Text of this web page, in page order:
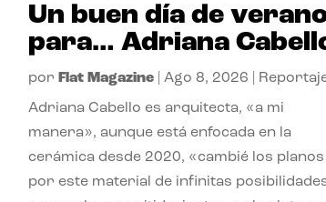
Un buen día de
para… Adriana
por Flat Magazine| Ago 8, 2026
Adriana Cabello es arquitecta, «a mi
manera», aunque está enfocada en la
cerámica desde 2020, «cambié los planos
por este material de infinitas